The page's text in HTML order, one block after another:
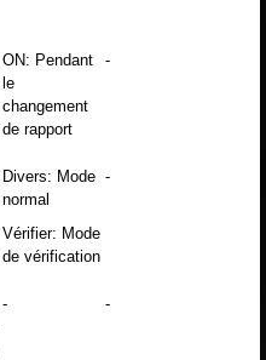
ON: Pendant
le
changement
de rapport
-
Divers: Mode
normal
Vérifier: Mode
de vérification
-
- -